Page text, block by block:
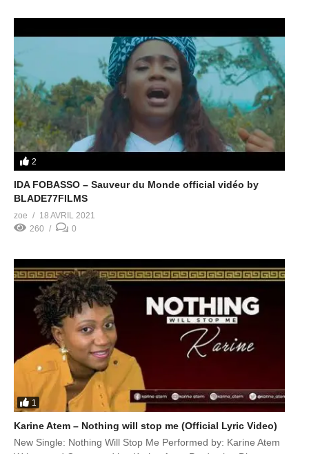
2
IDA FOBASSO – Sauveur du Monde official vidéo by
BLADE77FILMS
zoe
18 AVRIL 2021
260
0
1
Karine Atem – Nothing will stop me (Official Lyric Video)
New Single: Nothing Will Stop Me Performed by: Karine Atem